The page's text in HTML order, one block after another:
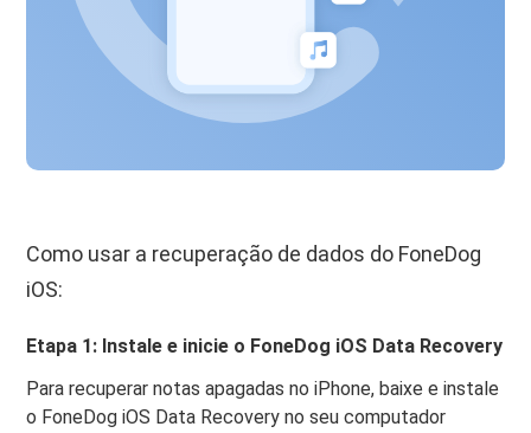
Como usar a recuperação de dados do FoneDog
iOS:
Etapa 1: Instale e inicie o FoneDog iOS Data Recovery
Para recuperar notas apagadas no iPhone, baixe e instale
o FoneDog iOS Data Recovery no seu computador